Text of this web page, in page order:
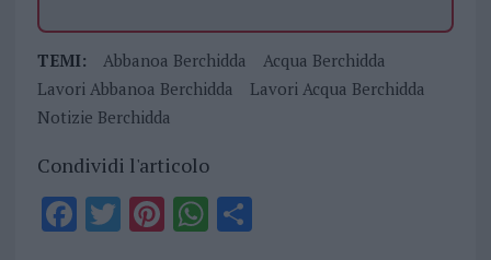
TEMI: Abbanoa Berchidda
Acqua Berchidda
Lavori Abbanoa Berchidda
Lavori Acqua Berchidda
Notizie Berchidda
Condividi l'articolo
F T PiWS